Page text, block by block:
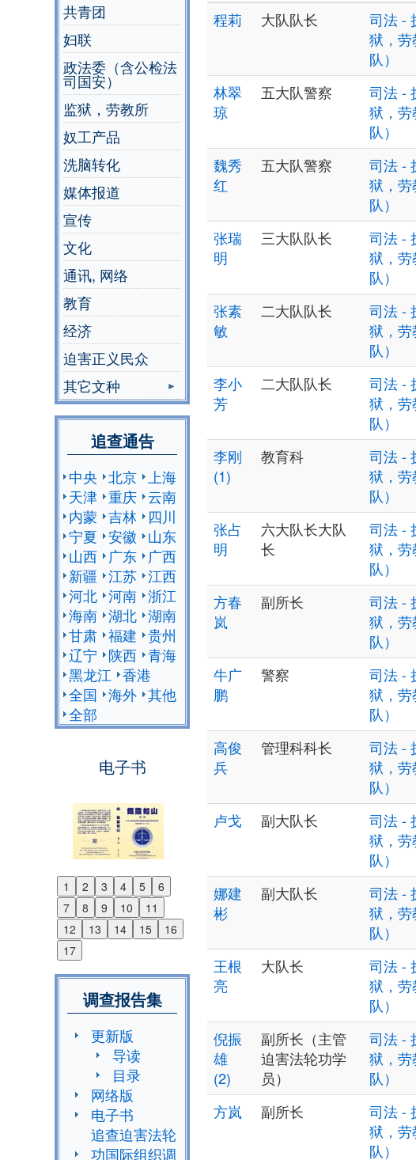
共青团
妇联
政法委（含公检法
司国安）
监狱，劳教所
奴工产品
洗脑转化
媒体报道
宣传
文化
通讯, 网络
教育
经济
迫害正义民众
其它文种
追查通告
中央 北京 上海
天津 重庆 云南
内蒙 吉林
四川
宁夏 安徽
山东
山西
广东
广西
新疆 江苏 江西
河北 河南 浙江
海南 湖北 湖南
甘肃 福建 贵州
辽宁
陕西 青海
黑龙江 香港
全国 海外 其他
全部
电子书
1 2 3 4 5
6
7
8 9 10
11
12
13 14 15
16
17
Previous
Next
调查报告集
更新版
导读
目录
网络版
电子书
追查迫害法轮
功国际组织调
程莉
大队队长
司法 -
狱，
队）
林翠
琼
五大队警察
司法 -
狱，
队）
魏秀
红
五大队警察
司法 -
狱，
队）
张瑞
明
三大队队长
司法 -
狱，
队）
张素
敏
二大队队长
司法 -
狱，
队）
李小
芳
二大队队长
司法 -
狱，
队）
李刚
(1)
教育科
司法 -
狱，
队）
张占
明
六大队长大队
长
司法 -
狱，
队）
方春
岚
副所长
司法 -
狱，
队）
牛广
鹏
警察
司法 -
狱，
队）
高俊
兵
管理科科长
司法 -
狱，
队）
卢戈
副大队长
司法 -
狱，
队）
娜建
彬
副大队长
司法 -
狱，
队）
王根
亮
大队长
司法 -
狱，
队）
倪振
雄
(2)
副所长（主管
迫害法轮功学
员）
司法 -
狱，
队）
方岚
副所长
司法 -
狱，
队）